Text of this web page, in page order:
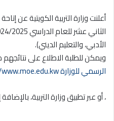
أعلنت وزارة التربية الكويتية عن
الأدبي، والتعليم الديني).
ويمكن للطلبة الاطلاع على
الرسمي للوزارة
، أو عبر تطبيق وزارة التربية،